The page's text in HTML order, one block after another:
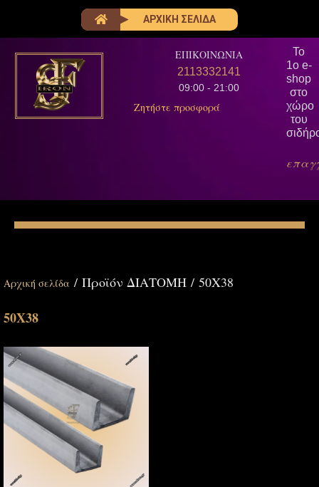
ΑΡΧΙΚΗ ΣΕΛΙΔΑ
ΕΠΙΚΟΙΝΩΝΙΑ
2113332141
09:00 - 21:00
Ζητήστε προσφορά
Το
1ο e-
shop
στο
χώρο
του
Αρχική σελίδα / Προϊόν ΔΙΑΤΟΜΗ / 50Χ38
50Χ38